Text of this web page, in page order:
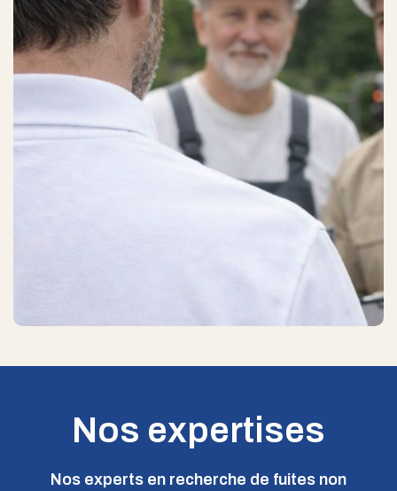
Nos expertises
Nos experts en recherche de fuites non